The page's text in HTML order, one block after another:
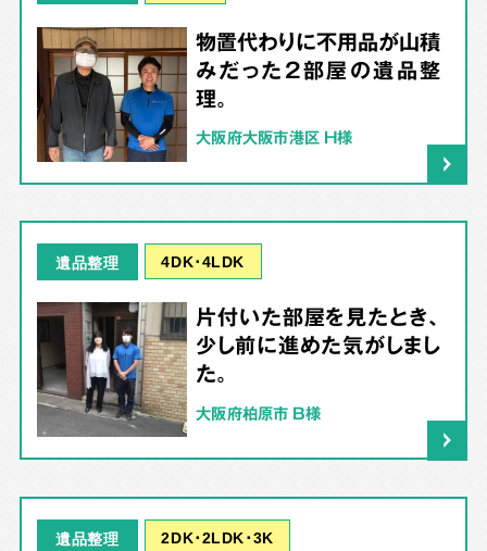
物置代わりに不用品が山積
みだった2部屋の遺品整
理。
大阪府大阪市港区 H様
遺品整理 4DK･4LDK
片付いた部屋を見たとき、
少し前に進めた気がしまし
た。
大阪府柏原市 B様
遺品整理 2DK･2LDK･3K